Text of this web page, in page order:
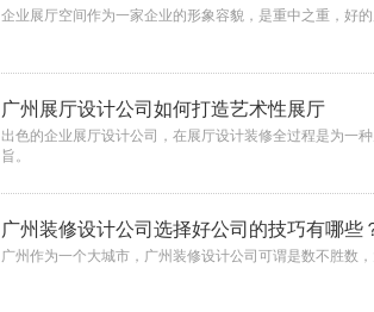
企业展厅空间作为一家企业的形象容貌，是重中之重，好
广州展厅设计公司如何打造艺术性展厅
出色的企业展厅设计公司，在展厅设计装修全过程是为一
旨。
广州装修设计公司选择好公司的技巧有哪些
广州作为一个大城市，广州装修设计公司可谓是数不胜数